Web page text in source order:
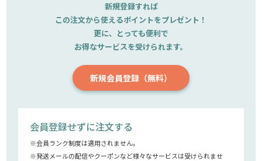
新規登録すれば
この注文から使えるポイントをプレゼント！
更に、とっても便利で
お得なサービスを受けられます。
新規会員登録（無料）
会員登録せずに注文する
※会員ランク制度は適用されません。
※発送メールの配信やクーポンなど様々なサービスは受けられませ